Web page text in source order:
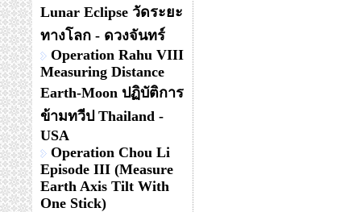
Lunar Eclipse วัดระยะ
ทางโลก - ดวงจันทร์
Operation Rahu VIII
Measuring Distance
Earth-Moon ปฏิบัติการ
ข้ามทวีป Thailand -
USA
Operation Chou Li
Episode III (Measure
Earth Axis Tilt With
One Stick)